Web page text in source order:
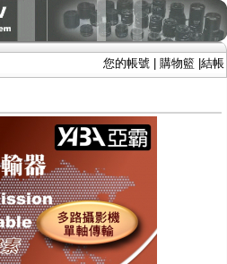
您的帳號 購物籃 結帳
騎樓、室內外)
，紅外線照射